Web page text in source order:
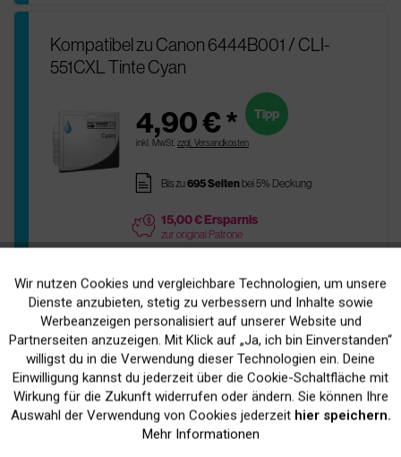
Kompatibel zu Canon 6444B001 / CLI-
551CXL Tinte Cyan
4,90 € *
inkl. MwSt. zzgl. Versandkosten
Tipp
pages Bis zu695 Seitenbei 5% Deckung
price 15,00 € Ersparnis
zur original Patrone
Lieferfrist 1-3 Werktage
In DenWarenkorb
Original Canon 6509B001 / CLI-551C
Funktionale Aktiv
Marketing Inaktiv
Tracking Inaktiv
Wir nutzen Cookies und vergleichbare Technologien, um unsere
Dienste anzubieten, stetig zu verbessern und Inhalte sowie
Werbeanzeigen personalisiert auf unserer Website und
Partnerseiten anzuzeigen. Mit Klick auf „Ja, ich bin Einverstanden“
willigst du in die Verwendung dieser Technologien ein. Deine
Einwilligung kannst du jederzeit über die Cookie-Schaltfläche mit
Wirkung für die Zukunft widerrufen oder ändern. Sie können Ihre
Auswahl der Verwendung von Cookies jederzeit hier speichern.
Mehr Informationen